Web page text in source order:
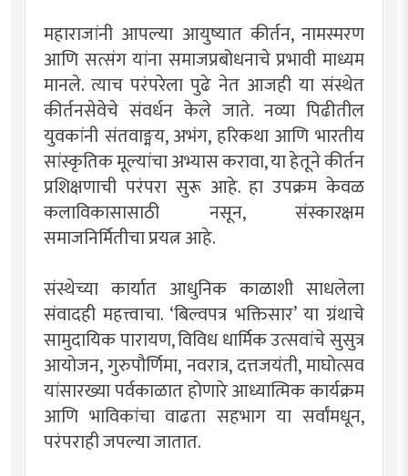
महाराजांनी आपल्या आयुष्यात कीर्तन, नामस्मरण
आणि सत्संग यांना समाजप्रबोधनाचे प्रभावी माध्यम
मानले. त्याच परंपरेला पुढे नेत आजही या संस्थेत
कीर्तनसेवेचे संवर्धन केले जाते. नव्या पिढीतील
युवकांनी संतवाङ्मय, अभंग, हरिकथा आणि भारतीय
सांस्कृतिक मूल्यांचा अभ्यास करावा, या हेतूने कीर्तन
प्रशिक्षणाची परंपरा सुरू आहे. हा उपक्रम केवळ
कलाविकासासाठी नसून, संस्कारक्षम
समाजनिर्मितीचा प्रयत्न आहे.
संस्थेच्या कार्यात आधुनिक काळाशी साधलेला
संवादही महत्त्वाचा. ‘बिल्वपत्र भक्तिसार’ या ग्रंथाचे
सामुदायिक पारायण, विविध धार्मिक उत्सवांचे सुसुत्र
आयोजन, गुरुपौर्णिमा, नवरात्र, दत्तजयंती, माघोत्सव
यांसारख्या पर्वकाळात होणारे आध्यात्मिक कार्यक्रम
आणि भाविकांचा वाढता सहभाग या सर्वांमधून,
परंपराही जपल्या जातात.